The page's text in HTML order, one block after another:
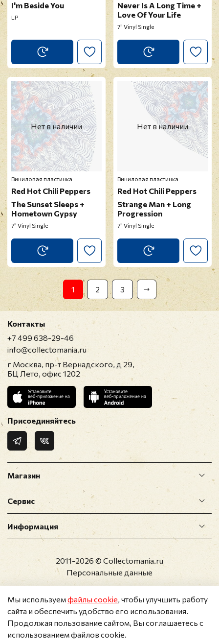
I'm Beside You
LP
Never Is A Long Time +
Love Of Your Life
7" Vinyl Single
Нет в наличии
Виниловая пластинка
Red Hot Chili Peppers
The Sunset Sleeps +
Hometown Gypsy
7" Vinyl Single
Нет в наличии
Виниловая пластинка
Red Hot Chili Peppers
Strange Man + Long
Progression
7" Vinyl Single
1 2 3
Магазин
Сервис
Информация
Контакты
+7 499 638-29-46
info@collectomania.ru
г Москва, пр-т Вернадского, д 29,
БЦ Лето, офис 1202
Присоединяйтесь
2011-2026 © Collectomania.ru
Персональные данные
Мы используемфайлы cookie, чтобы улучшить работу
сайта и обеспечить удобство его использования.
Продолжая пользование сайтом, Вы соглашаетесь с
использованием файлов cookie.